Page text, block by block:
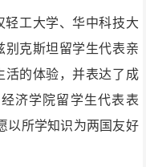
轻工大学、华中科技大
别克斯坦留学生代表亲
活的体验，并表达了成
济学院留学生代表表
以所学知识为两国友好